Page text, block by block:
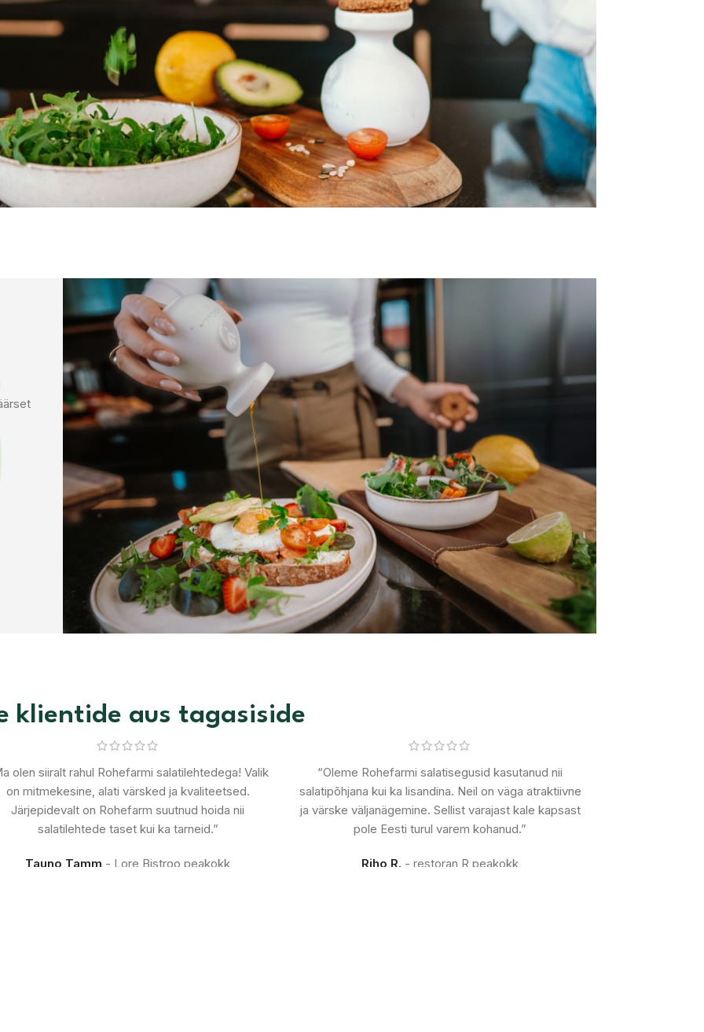
klientide aus tagasiside
olen siiralt rahul Rohefarmi salatilehtedega! Valik
on mitmekesine, alati värsked ja kvaliteetsed.
Järjepidevalt on Rohefarm suutnud hoida nii
salatilehtede taset kui ka tarneid.”
Tauno Tamm Lore Bistroo peakokk
“Oleme Rohefarmi salatisegusid kasutanud nii
salatipõhjana kui ka lisandina. Neil on väga atraktiivne
ja värske väljanägemine. Sellist varajast kale kapsast
pole Eesti turul varem kohanud.”
Riho R. restoran R peakokk